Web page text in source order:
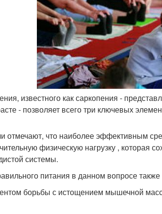
известного как саркопения -
- позволяет всего три ключевых
отмечают, что наиболее эффективным
физическую нагрузку , которая
системы.
питания в данном вопросе также
борьбы с истощением мышечной